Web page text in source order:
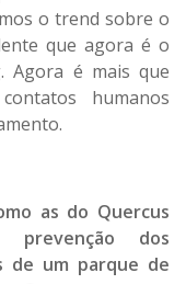
o trend sobre o
que agora é o
Agora é mais que
humanos
as do Quercus
prevenção dos
de um parque de